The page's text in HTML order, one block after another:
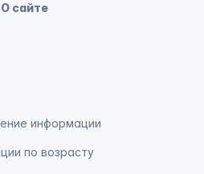
О сайте
информации
по возрасту